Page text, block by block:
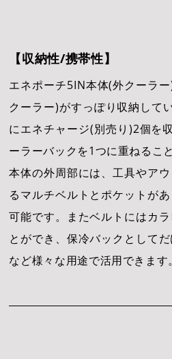
【収納性/携帯性】
エネポーチ5IN本体(外クーラ
クーラー)がすっぽり収納して
にエネチャージ(別売り)2個を
ーラーバックを1つに重ねるこ
本体の外周部には、工具やア
るマルチベルトとポケットが
可能です。またベルトにはカ
とができ、保冷バックとして
など様々な用途で活用できます。
9 10 11
16
17 18 19
23
24 25 26
30 31